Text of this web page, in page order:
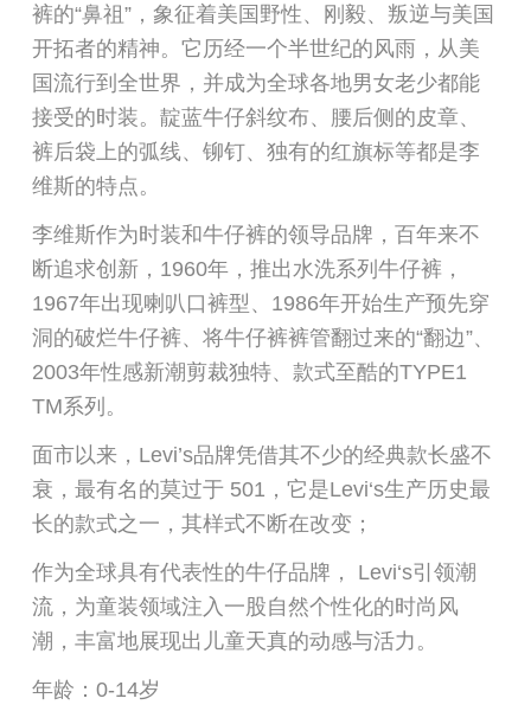
裤的“鼻祖”，象征着美国野性、刚毅、叛逆与美国
开拓者的精神。它历经一个半世纪的风雨，从美
国流行到全世界，并成为全球各地男女老少都能
接受的时装。靛蓝牛仔斜纹布、腰后侧的皮章、
裤后袋上的弧线、铆钉、独有的红旗标等都是李
维斯的特点。
李维斯作为时装和牛仔裤的领导品牌，百年来不
断追求创新，1960年，推出水洗系列牛仔裤，
1967年出现喇叭口裤型、1986年开始生产预先穿
洞的破烂牛仔裤、将牛仔裤裤管翻过来的“翻边”、
2003年性感新潮剪裁独特、款式至酷的TYPE1
TM系列。
面市以来，Levi’s品牌凭借其不少的经典款长盛不
衰，最有名的莫过于 501，它是Levi‘s生产历史最
长的款式之一，其样式不断在改变；
作为全球具有代表性的牛仔品牌， Levi‘s引领潮
流，为童装领域注入一股自然个性化的时尚风
潮，丰富地展现出儿童天真的动感与活力。
年龄：0-14岁